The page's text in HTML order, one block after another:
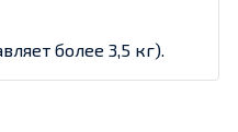
более 3,5 кг).